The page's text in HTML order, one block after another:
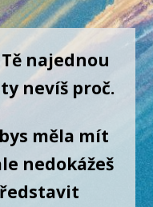
najednou
nevíš proč.
měla mít
nedokážeš